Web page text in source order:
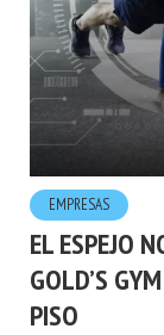
EMPRESAS
EL ESPEJO
GOLD’S
PISO